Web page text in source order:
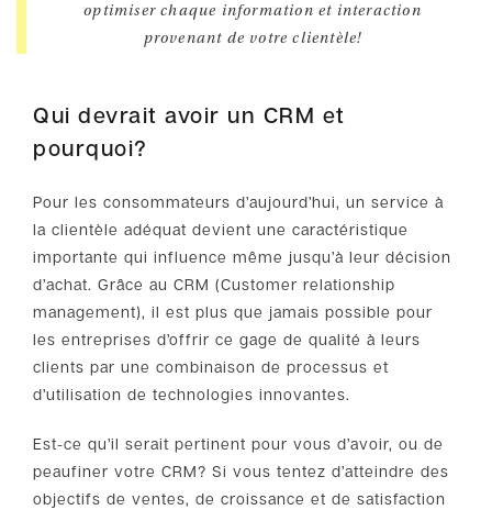
optimiser chaque information et interaction
provenant de votre clientèle!
Qui devrait avoir un CRM et
pourquoi?
Pour les consommateurs d’aujourd’hui, un service à
la clientèle adéquat devient une caractéristique
importante qui influence même jusqu’à leur décision
d’achat. Grâce au CRM (Customer relationship
management), il est plus que jamais possible pour
les entreprises d’offrir ce gage de qualité à leurs
clients par une combinaison de processus et
d’utilisation de technologies innovantes.
Est-ce qu’il serait pertinent pour vous d’avoir, ou de
peaufiner votre CRM? Si vous tentez d’atteindre des
objectifs de ventes, de croissance et de satisfaction